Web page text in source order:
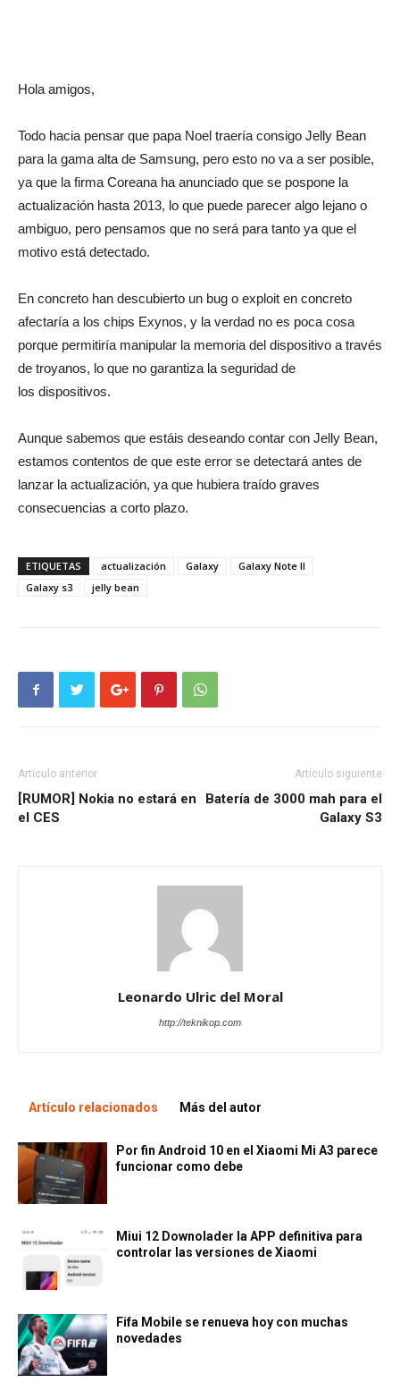
Hola amigos,
Todo hacia pensar que papa Noel traería consigo Jelly Bean
para la gama alta de Samsung, pero esto no va a ser posible,
ya que la firma Coreana ha anunciado que se pospone la
actualización hasta 2013, lo que puede parecer algo lejano o
ambiguo, pero pensamos que no será para tanto ya que el
motivo está detectado.
En concreto han descubierto un bug o exploit en concreto
afectaría a los chips Exynos, y la verdad no es poca cosa
porque permitiría manipular la memoria del dispositivo a través
de troyanos, lo que no garantiza la seguridad de
los dispositivos.
Aunque sabemos que estáis deseando contar con Jelly Bean,
estamos contentos de que este error se detectará antes de
lanzar la actualización, ya que hubiera traído graves
consecuencias a corto plazo.
ETIQUETAS actualización Galaxy
Galaxy Note II
Galaxy s3
jelly bean
Artículo anterior
[RUMOR] Nokia no estará en
el CES
Artículo siguiente
Batería de 3000 mah para el
Galaxy S3
Leonardo Ulric del Moral
http://teknikop.com
Artículo relacionados Más del autor
Por fin Android 10 en el Xiaomi Mi A3 parece
funcionar como debe
Miui 12 Downolader la APP definitiva para
controlar las versiones de Xiaomi
Fifa Mobile se renueva hoy con muchas
novedades